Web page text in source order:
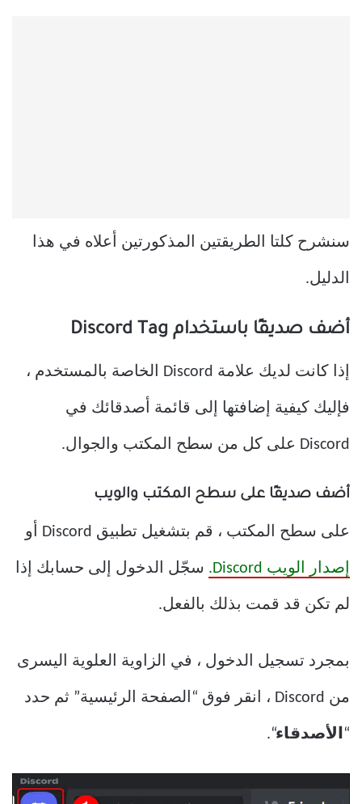
سنشرح كلتا الطريقتين المذكورتين أعلاه في هذا
الدليل.
أضف صديقًا باستخدام Discord Tag
إذا كانت لديك علامة Discord الخاصة بالمستخدم ،
فإليك كيفية إضافتها إلى قائمة أصدقائك في
Discord على كل من سطح المكتب والجوال.
أضف صديقًا على سطح المكتب والويب
على سطح المكتب ، قم بتشغيل تطبيق Discord أو
إصدار الويب Discord. سجّل الدخول إلى حسابك إذا
لم تكن قد قمت بذلك بالفعل.
بمجرد تسجيل الدخول ، في الزاوية العلوية اليسرى
من Discord ، انقر فوق “الصفحة الرئيسية” ثم حدد
“الأصدقاء“.